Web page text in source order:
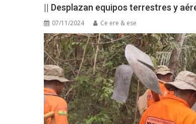
|| Desplazan equipos terrestres y
07/11/2024 Ce ere & ese